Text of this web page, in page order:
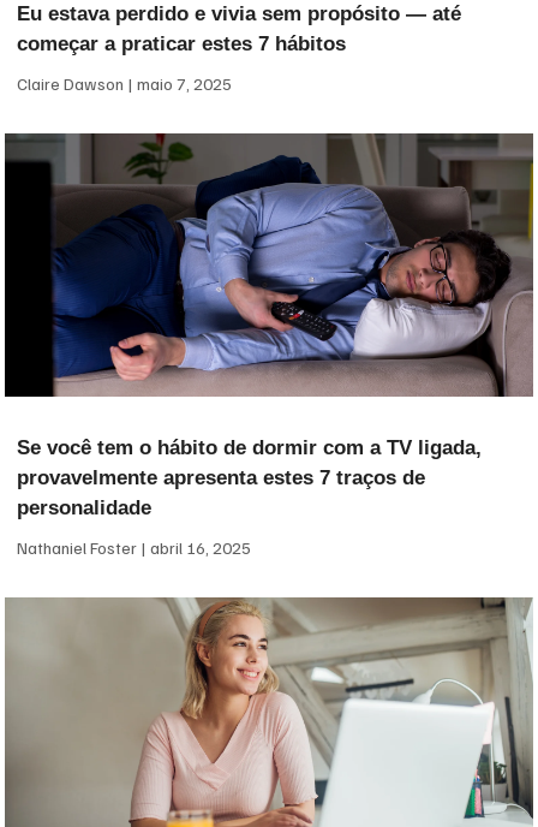
Eu estava perdido e vivia sem propósito — até
começar a praticar estes 7 hábitos
Claire Dawson maio 7, 2025
Se você tem o hábito de dormir com a TV ligada,
provavelmente apresenta estes 7 traços de
personalidade
Nathaniel Foster abril 16, 2025